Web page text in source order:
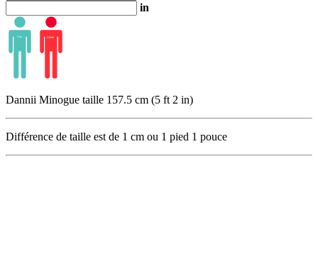
in
Dannii Minogue taille 157.5 cm (5 ft 2 in)
Différence de taille est de 1 cm ou 1 pied 1 pouce